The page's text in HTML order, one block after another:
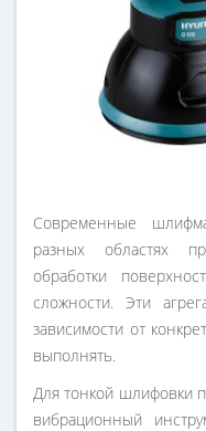
Современные
разных областях
обработки
сложности. Эти
зависимости от
выполнять.
Для тонкой шлифовки
вибрационный